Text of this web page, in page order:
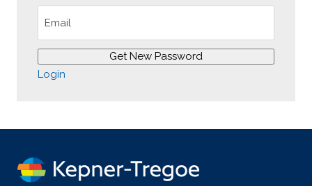
Get New Password
Login